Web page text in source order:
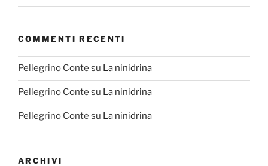
COMMENTI RECENTI
Pellegrino Conte su La ninidrina
Pellegrino Conte su La ninidrina
Pellegrino Conte su La ninidrina
ARCHIVI